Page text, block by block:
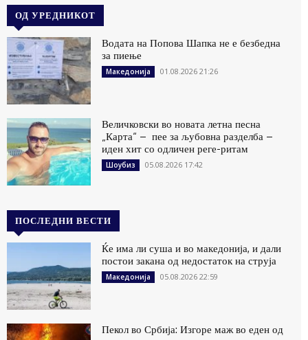
ОД УРЕДНИКОТ
Водата на Попова Шапка не е безбедна
за пиење
Македонија 01.08.2026 21:26
Величковски во новата летна песна
„Карта“ – пее за љубовна разделба –
иден хит со одличен реге-ритам
Шоубиз 05.08.2026 17:42
ПОСЛЕДНИ ВЕСТИ
Ќе има ли суша и во македонија, и дали
постои закана од недостаток на струја
Македонија 05.08.2026 22:59
Пекол во Србија: Изгоре маж во еден од